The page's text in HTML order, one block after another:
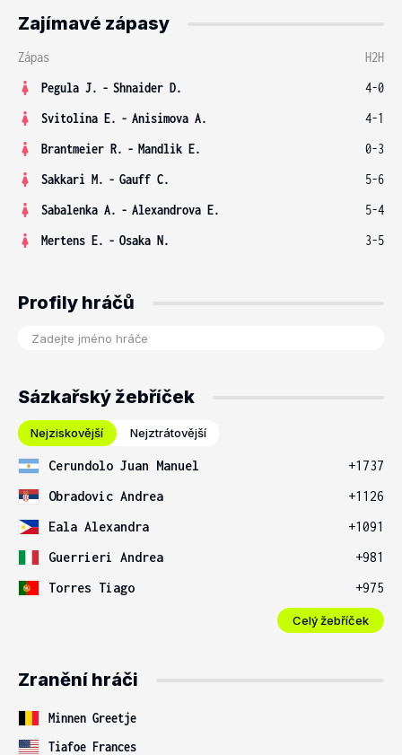
Zajímavé zápasy
Zápas
H2H
Pegula J. - Shnaider D.
4-0
Svitolina E. - Anisimova A.
4-1
Brantmeier R. - Mandlik E.
0-3
Sakkari M. - Gauff C.
5-6
Sabalenka A. - Alexandrova E.
5-4
Mertens E. - Osaka N. 3-5
Profily hráčů
Sázkařský žebříček
Nejziskovější Nejztrátovější
Cerundolo Juan Manuel
+1737
Obradovic Andrea
+1126
Eala Alexandra
+1091
Guerrieri Andrea
+981
Torres Tiago
+975
Celý žebříček
Zranění hráči
Minnen Greetje
Tiafoe Frances